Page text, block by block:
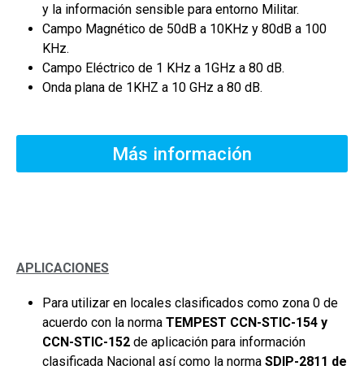
y la información sensible para entorno Militar.
Campo Magnético de 50dB a 10KHz y 80dB a 100
KHz.
Campo Eléctrico de 1 KHz a 1GHz a 80 dB.
Onda plana de 1KHZ a 10 GHz a 80 dB.
Más información
APLICACIONES
Para utilizar en locales clasificados como zona 0 de
acuerdo con la norma TEMPEST CCN-STIC-154 y
CCN-STIC-152 de aplicación para información
clasificada Nacional así como la norma SDIP-2811 de